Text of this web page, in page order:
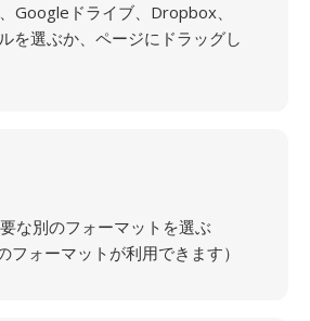
Googleドライブ、Dropbox、
を選ぶか、ページにドラッグし
な別のフォーマットを選ぶ
フォーマットが利用できます）